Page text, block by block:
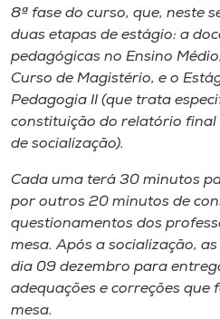
Editora
Rádio
Museu
Unoesc
Store
Selecione
8ª fase do curso, que, neste
duas etapas de estágio: a
pedagógicas no Ensino
Curso de Magistério, e o
Pedagogia II (que trata
constituição do relatório final
de socialização).
Cada uma terá 30 minutos
por outros 20 minutos de
questionamentos dos
mesa. Após a socialização,
dia 09 dezembro para
adequações e correções que
mesa.